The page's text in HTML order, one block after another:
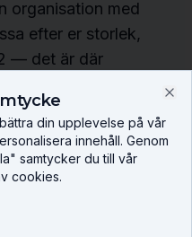
organisation med
efter er storlek,
— det är där
+ 2–3 undermappar).
din upplevelse på vår
innehåll. Genom
samtycker du till vår
cookies.